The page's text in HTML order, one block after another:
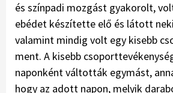
és színpadi mozgást gyakorolt,
ebédet készítette elő és látott
valamint mindig volt egy kisebb
ment. A kisebb
naponként váltották egymást,
hogy az adott napon, melyik